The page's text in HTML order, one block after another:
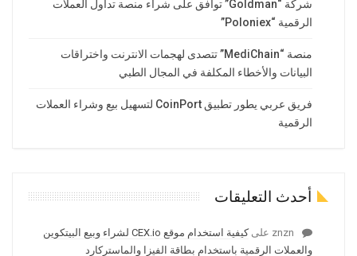
شركة “Goldman” توافق على شراء منصة تداول العملات
الرقمية “Poloniex”
منصة “MediChain” تتصدى لهجمات الانترنت واختراقات
البيانات والأخطاء المكلفة في المجال الطبي
فريق عربي يطور تطبيق CoinPort لتسهيل بيع وشراء العملات
الرقمية
أحدث التعليقات
znzn على
كيفية استخدام موقع CEX.io لشراء وبيع البيتكوين
والعملات الرقمية باستخدام بطاقة الفيزا والماستركارد